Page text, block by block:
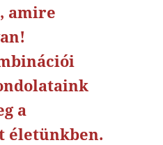
amire
a
életünkben.